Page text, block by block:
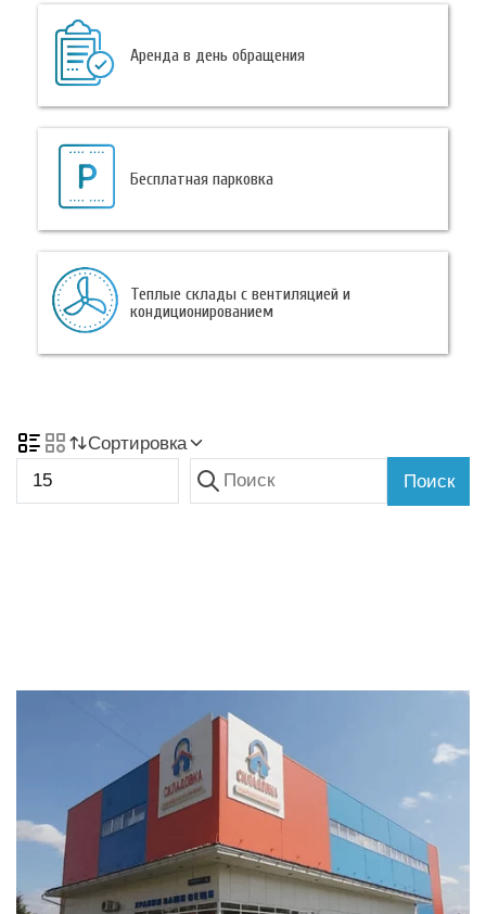
Аренда в день обращения
Бесплатная парковка
Теплые склады с вентиляцией и
кондиционированием
Сортировка
Поиск